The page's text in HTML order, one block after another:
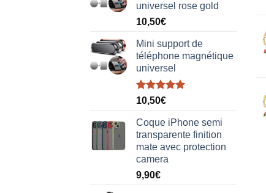
universel rose gold
10,50€
Mini support de
téléphone magnétique
universel
Note5.00
10,50€
Coque iPhone semi
transparente finition
mate avec protection
camera
9,90€